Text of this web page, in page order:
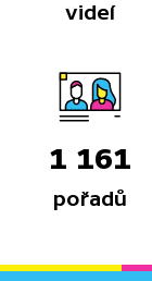
videí
1 161
pořadů